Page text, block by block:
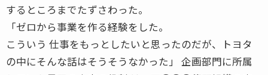
するところまでたずさわった。
「ゼロから事業を作る経験をした。
こういう 仕事をもっとしたいと思ったのだが、トヨタ
の中にそんな話はそうそうなかった」 企画部門に所属